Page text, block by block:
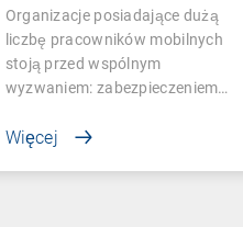
Organizacje posiadające dużą
liczbę pracowników mobilnych
stoją przed wspólnym
wyzwaniem: zabezpieczeniem…
Więcej